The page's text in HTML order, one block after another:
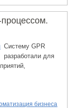
Систему GPR
разработали для
бизнеса